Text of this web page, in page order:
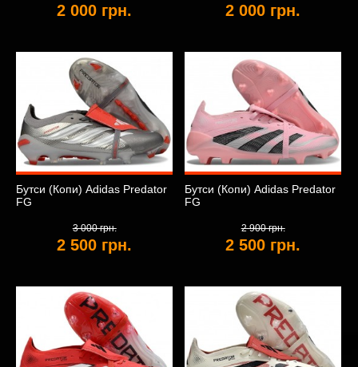
2 000 грн. 2 000 грн.
Бутси (Копи) Adidas Predator
FG
3 000 грн.
2 500 грн.
Бутси (Копи) Adidas Predator
FG
2 900 грн.
2 500 грн.